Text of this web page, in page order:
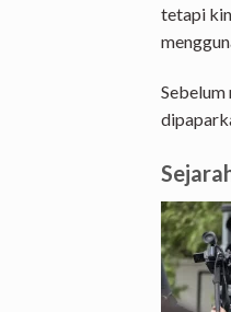
tetapi